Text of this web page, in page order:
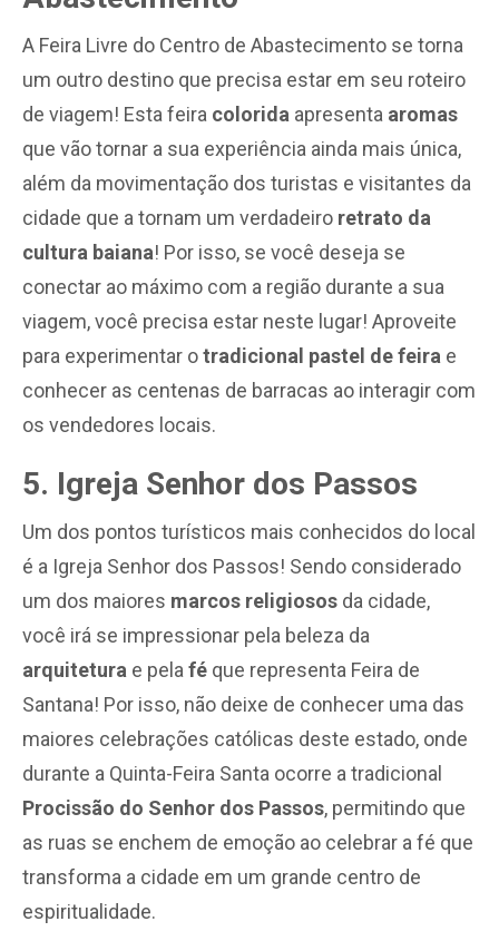
A Feira Livre do Centro de Abastecimento se torna
um outro destino que precisa estar em seu roteiro
de viagem! Esta feira colorida apresenta aromas
que vão tornar a sua experiência ainda mais única,
além da movimentação dos turistas e visitantes da
cidade que a tornam um verdadeiro retrato da
cultura baiana! Por isso, se você deseja se
conectar ao máximo com a região durante a sua
viagem, você precisa estar neste lugar! Aproveite
para experimentar otradicional pastel de feira e
conhecer as centenas de barracas ao interagir com
os vendedores locais.
5. Igreja Senhor dos Passos
Um dos pontos turísticos mais conhecidos do local
é a Igreja Senhor dos Passos! Sendo considerado
um dos maiores marcos religiosos da cidade,
você irá se impressionar pela beleza da
arquitetura e pela fé que representa Feira de
Santana! Por isso, não deixe de conhecer uma das
maiores celebrações católicas deste estado, onde
durante a Quinta-Feira Santa ocorre a tradicional
Procissão do Senhor dos Passos, permitindo que
as ruas se enchem de emoção ao celebrar a fé que
transforma a cidade em um grande centro de
espiritualidade.